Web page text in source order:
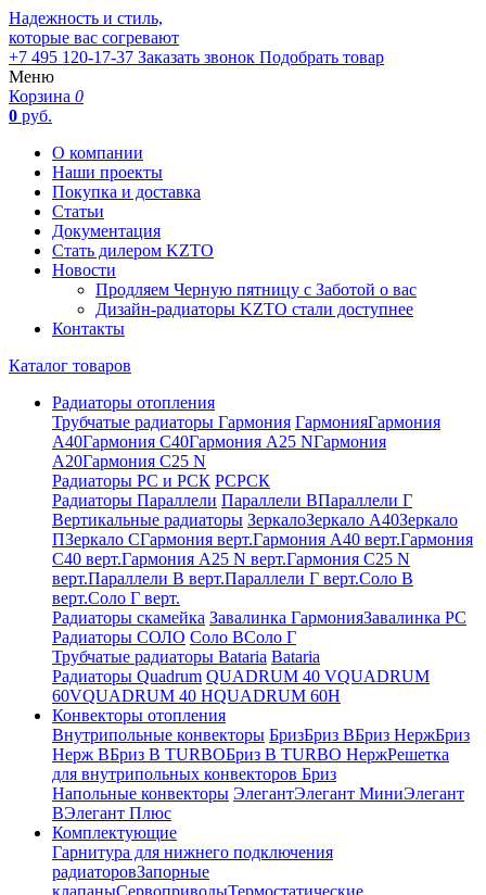
Надежность и стиль,
которые вас согревают
+7 495 120-17-37 Заказать звонок Подобрать товар
Меню
Корзина 0
0 руб.
О компании
Наши проекты
Покупка и доставка
Статьи
Документация
Стать дилером KZTO
Новости
Продляем Черную пятницу с Заботой о вас
Дизайн-радиаторы KZTO стали доступнее
Контакты
Каталог товаров
Радиаторы отопления
Трубчатые радиаторы Гармония ГармонияГармония
А40Гармония С40Гармония А25 NГармония
А20Гармония С25 N
Радиаторы РС и РСК РСРСК
Радиаторы Параллели Параллели ВПараллели Г
Вертикальные радиаторы ЗеркалоЗеркало А40Зеркало
ПЗеркало СГармония верт.Гармония А40 верт.Гармония
С40 верт.Гармония А25 N верт.Гармония С25 N
верт.Параллели В верт.Параллели Г верт.Соло В
верт.Соло Г верт.
Радиаторы скамейка Завалинка ГармонияЗавалинка РС
Радиаторы СОЛО Соло ВСоло Г
Трубчатые радиаторы Bataria Bataria
Радиаторы Quadrum QUADRUM 40 VQUADRUM
60VQUADRUM 40 HQUADRUM 60H
Конвекторы отопления
Внутрипольные конвекторы БризБриз ВБриз НержБриз
Нерж ВБриз В TURBOБриз В TURBO НержРешетка
для внутрипольных конвекторов Бриз
Напольные конвекторы ЭлегантЭлегант МиниЭлегант
ВЭлегант Плюс
Комплектующие
Гарнитура для нижнего подключения
радиаторовЗапорные
клапаныСервоприводыТермостатические